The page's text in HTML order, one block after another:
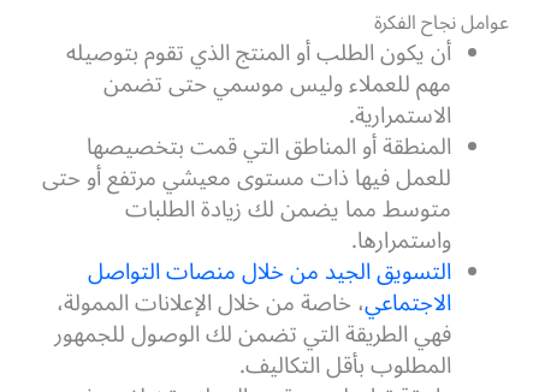
عوامل نجاح الفكرة
أن يكون الطلب أو المنتج الذي تقوم بتوصيله
مهم للعملاء وليس موسمي حتى تضمن
الاستمرارية.
المنطقة أو المناطق التي قمت بتخصيصها
للعمل فيها ذات مستوى معيشي مرتفع أو حتى
متوسط مما يضمن لك زيادة الطلبات
واستمرارها.
التسويق الجيد من خلال منصات التواصل
الاجتماعي، خاصة من خلال الإعلانات الممولة،
فهي الطريقة التي تضمن لك الوصول للجمهور
المطلوب بأقل التكاليف.